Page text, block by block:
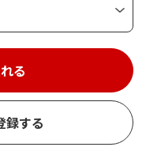
る
録する